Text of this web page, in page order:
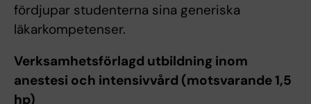
fördjupar studenterna sina generiska
läkarkompetenser.
Verksamhetsförlagd utbildning inom
anestesi och intensivvård (motsvarande 1,5
hp)